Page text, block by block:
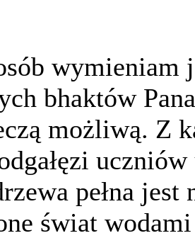
wymieniam
bhaktów
możliwą. Z
pełna
świat